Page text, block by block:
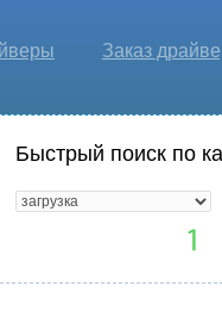
Заказ
Быстрый поиск по